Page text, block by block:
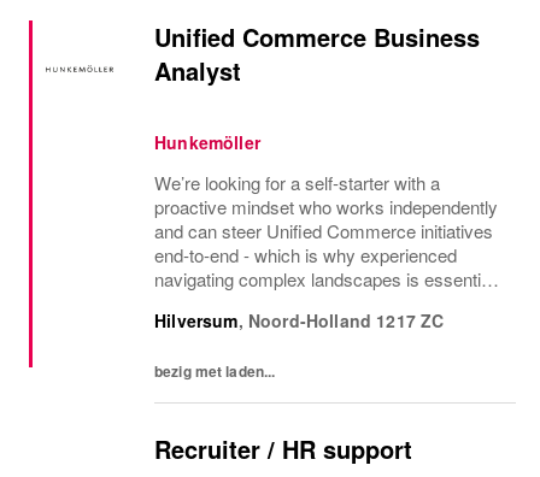
Unified Commerce Business
Analyst
Hunkemöller
We’re looking for a self‑starter with a
proactive mindset who works independently
and can steer Unified Commerce initiatives
end‑to‑end - which is why experienced
navigating complex landscapes is essential.
solver, thriving in a fast‑paced retail...
Hilversum, Noord-Holland 1217 ZC
bezig met laden...
Recruiter / HR support